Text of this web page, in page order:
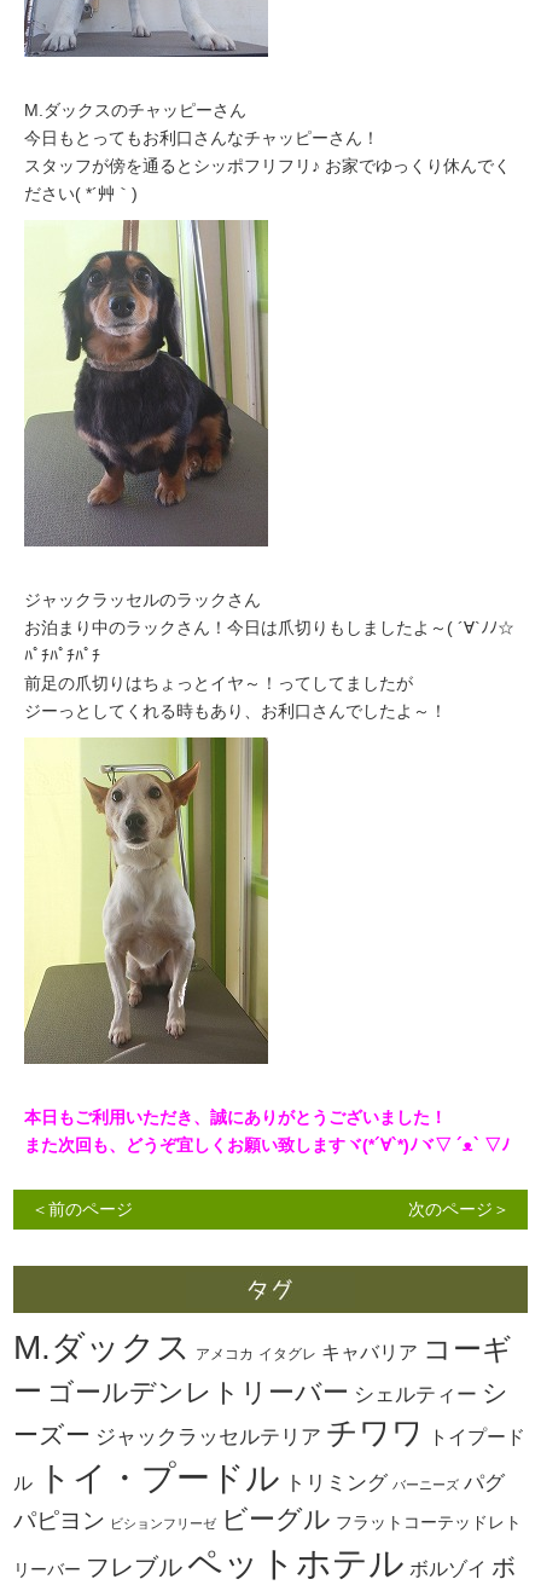
M.ダックスのチャッピーさん
今日もとってもお利口さんなチャッピーさん！
スタッフが傍を通るとシッポフリフリ♪ お家でゆっくり休んでく
ださい( *´艸｀)
ジャックラッセルのラックさん
お泊まり中のラックさん！今日は爪切りもしましたよ～( ´∀`ﾉﾉ☆
ﾊﾟﾁﾊﾟﾁﾊﾟﾁ
前足の爪切りはちょっとイヤ～！ってしてましたが
ジーっとしてくれる時もあり、お利口さんでしたよ～！
本日もご利用いただき、誠にありがとうございました！
また次回も、どうぞ宜しくお願い致しますヾ(*´∀`*)ﾉヾ▽ ´ᴥ` ▽ﾉ
＜前のページ 次のページ＞
M.ダックス アメコカ イタグレ キャバリア コーギ
ー ゴールデンレトリーバー シェルティー シ
ーズー ジャックラッセルテリア チワワ トイプード
ル トイ・プードル トリミング バーニーズ パグ
パピヨン ビションフリーゼ ビーグル フラットコーテッドレト
リーバー フレブル ペットホテル ボルゾイ ボ